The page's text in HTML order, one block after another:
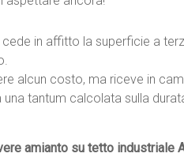
cede in affitto la superficie a
alcun costo, ma riceve in
tantum calcolata sulla
amianto su tetto industriale